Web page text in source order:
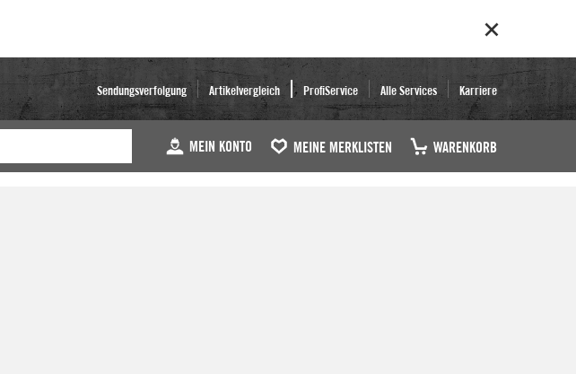
Sendungsverfolgung Artikelvergleich ProfiService Alle Services Karriere
MEIN KONTO MEINE MERKLISTEN WARENKORB